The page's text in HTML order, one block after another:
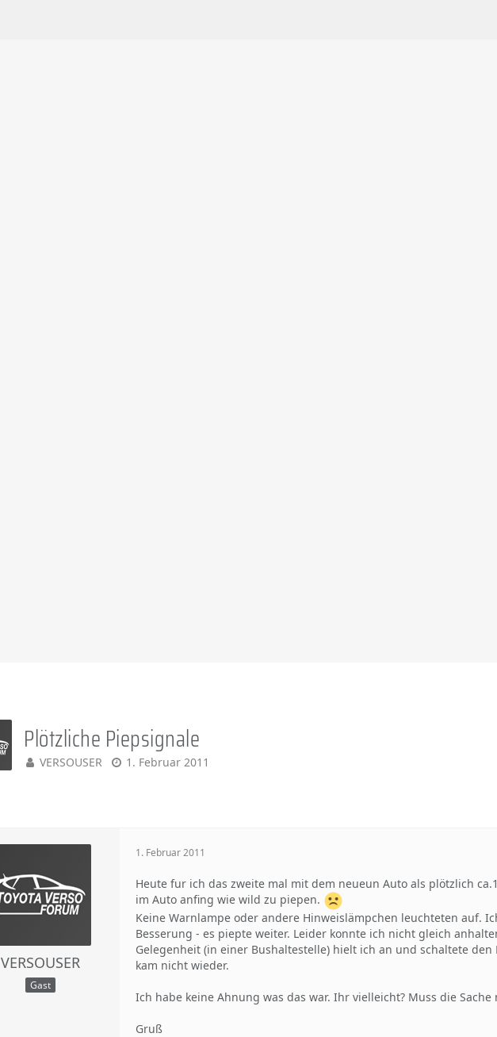
Plötzliche Piepsignale
VERSOUSER 1. Februar 2011
VERSOUSER
Gast
1. Februar 2011
Heute fur ich das zweite mal mit dem neueun Auto als plötzlich
im Auto anfing wie wild zu piepen.
Keine Warnlampe oder andere Hinweislämpchen leuchteten auf.
Besserung - es piepte weiter. Leider konnte ich nicht gleich
Gelegenheit (in einer Bushaltestelle) hielt ich an und schaltete
kam nicht wieder.
Ich habe keine Ahnung was das war. Ihr vielleicht? Muss die
Gruß